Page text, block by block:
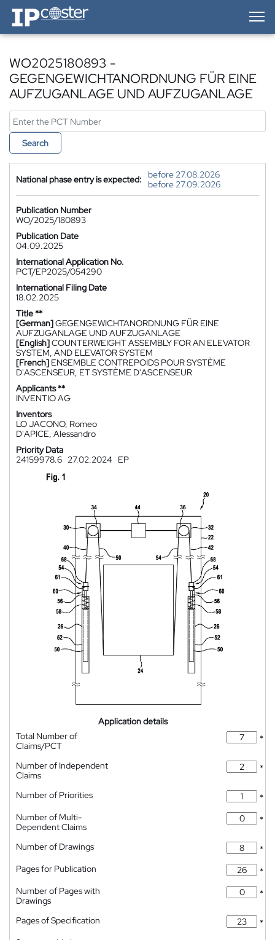
IP-Coster — Home
WO2025180893 -
GEGENGEWICHTANORDNUNG FÜR EINE
AUFZUGANLAGE UND AUFZUGANLAGE
Search
National phase entry is expected:
before 27.08.2026
before 27.09.2026
Publication Number
WO/2025/180893
Publication Date
04.09.2025
International Application No.
PCT/EP2025/054290
International Filing Date
18.02.2025
Title **
[German]GEGENGEWICHTANORDNUNG FÜR EINE
AUFZUGANLAGE UND AUFZUGANLAGE
[English]COUNTERWEIGHT ASSEMBLY FOR AN ELEVATOR
SYSTEM, AND ELEVATOR SYSTEM
[French] ENSEMBLE CONTREPOIDS POUR SYSTÈME
D'ASCENSEUR, ET SYSTÈME D'ASCENSEUR
Applicants **
INVENTIO AG
Inventors
LO JACONO, Romeo
D'APICE, Alessandro
Priority Data
24159978.6 27.02.2024 EP
Application details
Total Number of
Claims/PCT
*
Number of Independent
Claims
*
Number of Priorities
*
Number of Multi-
Dependent Claims
*
Number of Drawings
*
Pages for Publication
*
Number of Pages with
Drawings
*
Pages of Specification
*